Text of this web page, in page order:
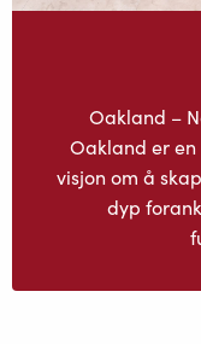
Oakland –
Oakland er
visjon om å
dyp